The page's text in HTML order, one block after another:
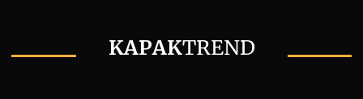
KAPAKTREND